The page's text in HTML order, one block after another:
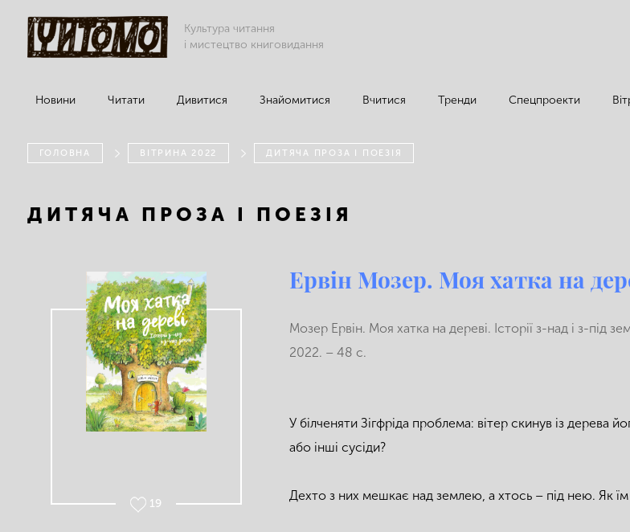
Культура читання
і мистецтво книговидання
Новини Читати Дивитися Знайомитися Вчитися Тренди Спецпроекти
ГОЛОВНА ВІТРИНА 2022 ДИТЯЧА ПРОЗА І ПОЕЗІЯ
ДИТЯЧА ПРОЗА І ПОЕЗІЯ
19
Ервін Мозер. Моя хатка на
Мозер Ервін. Моя хатка на дереві. Історії з-над і з-під
2022. – 48 с.
У білченяти Зігфріда проблема: вітер скинув із дерева
або інші сусіди?
Дехто з них мешкає над землею, а хтось – під нею. Як